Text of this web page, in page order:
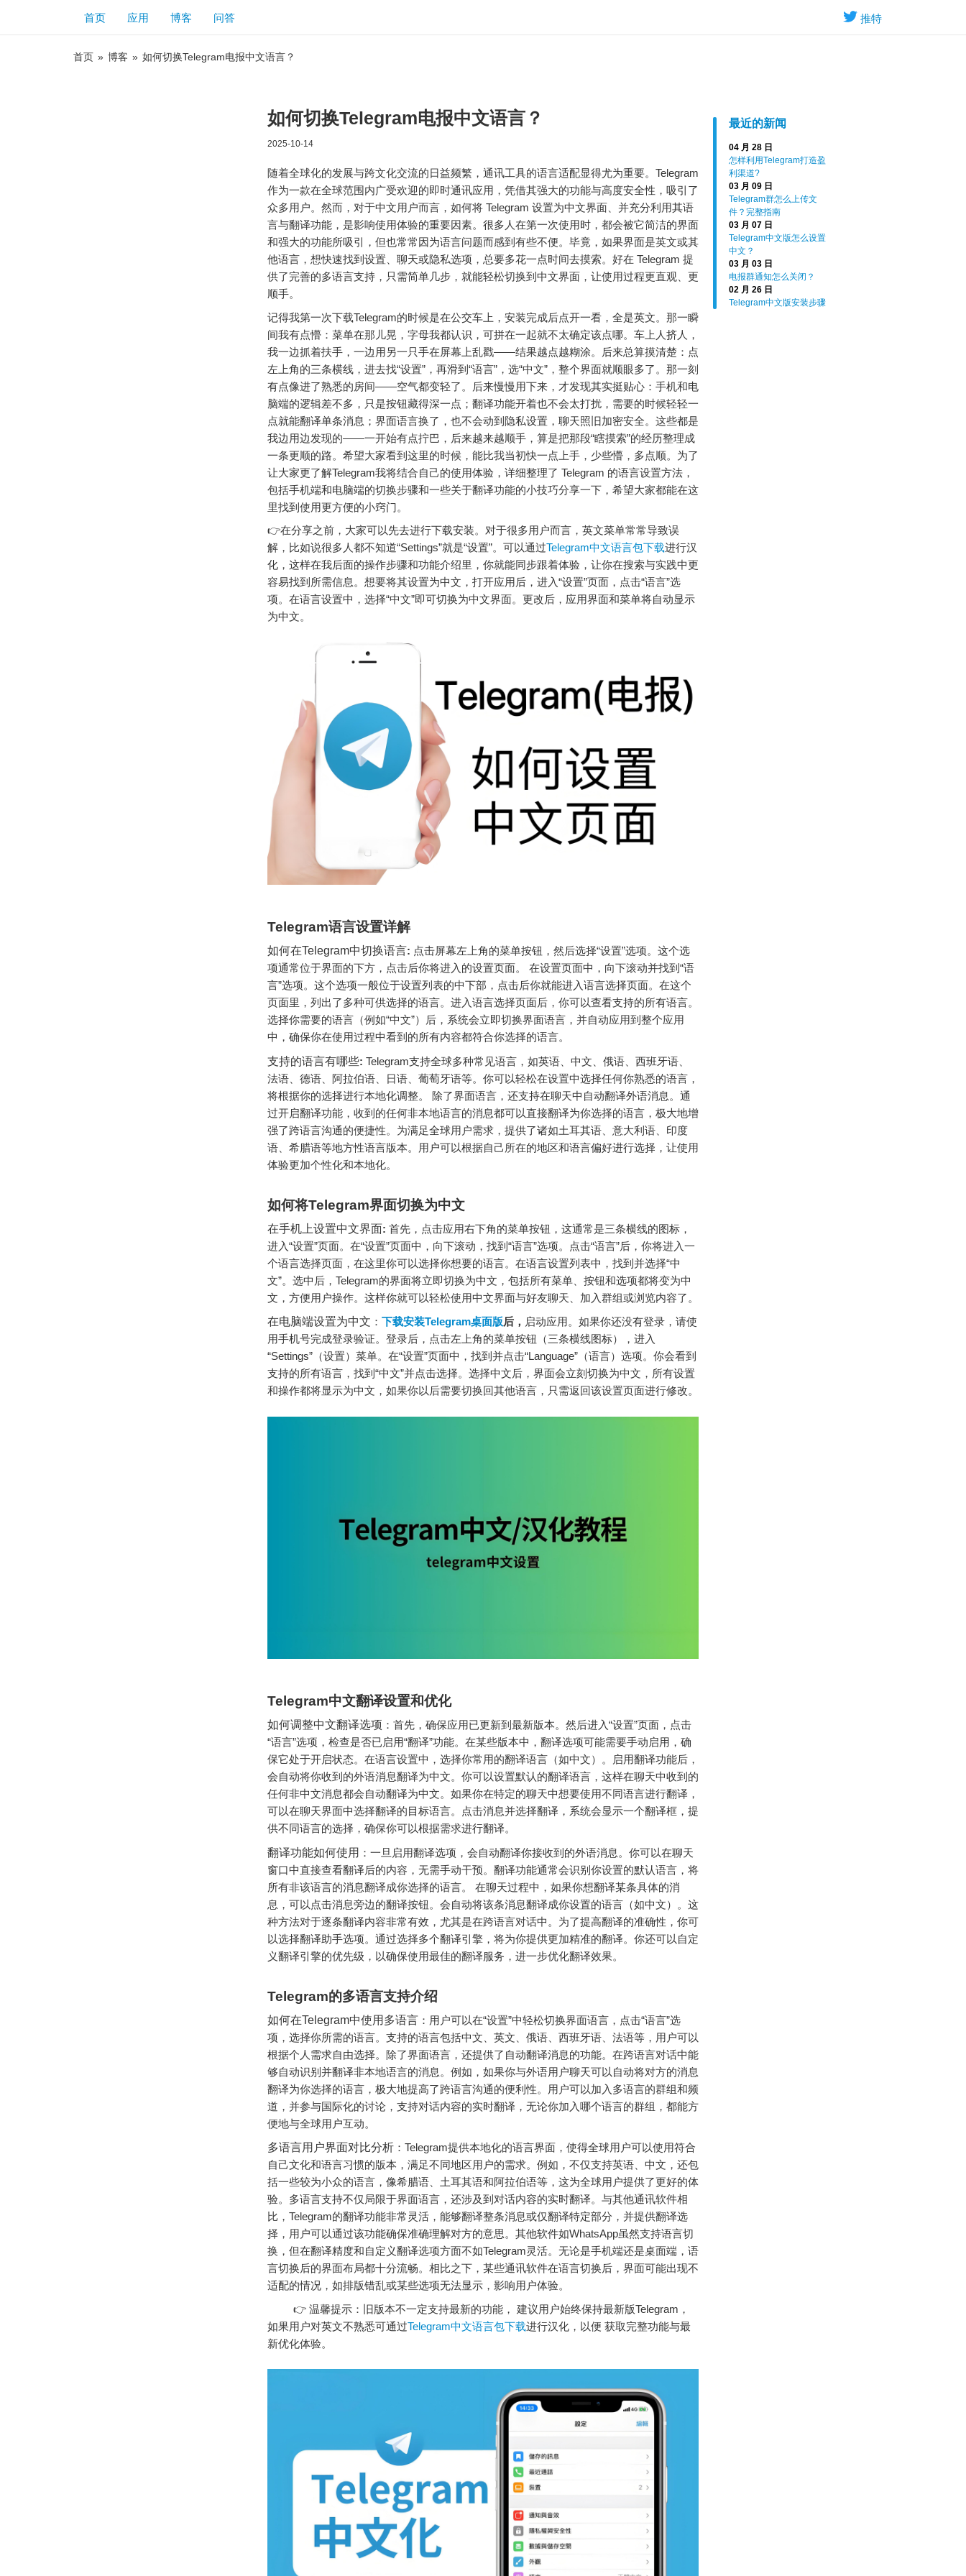
推特
首页 应用 博客 问答
首页 » 博客 » 如何切换Telegram电报中文语言？
最近的新闻
04 月 28 日
怎样利用Telegram打造盈
利渠道?
03 月 09 日
Telegram群怎么上传文
件？完整指南
03 月 07 日
Telegram中文版怎么设置
中文？
03 月 03 日
电报群通知怎么关闭？
02 月 26 日
Telegram中文版安装步骤
如何切换Telegram电报中文语言？
2025-10-14
随着全球化的发展与跨文化交流的日益频繁，通讯工具的语言适配显得尤为重要。Telegram
作为一款在全球范围内广受欢迎的即时通讯应用，凭借其强大的功能与高度安全性，吸引了
众多用户。然而，对于中文用户而言，如何将 Telegram 设置为中文界面、并充分利用其语
言与翻译功能，是影响使用体验的重要因素。很多人在第一次使用时，都会被它简洁的界面
和强大的功能所吸引，但也常常因为语言问题而感到有些不便。毕竟，如果界面是英文或其
他语言，想快速找到设置、聊天或隐私选项，总要多花一点时间去摸索。好在 Telegram 提
供了完善的多语言支持，只需简单几步，就能轻松切换到中文界面，让使用过程更直观、更
顺手。
记得我第一次下载Telegram的时候是在公交车上，安装完成后点开一看，全是英文。那一瞬
间我有点懵：菜单在那儿晃，字母我都认识，可拼在一起就不太确定该点哪。车上人挤人，
我一边抓着扶手，一边用另一只手在屏幕上乱戳——结果越点越糊涂。后来总算摸清楚：点
左上角的三条横线，进去找“设置”，再滑到“语言”，选“中文”，整个界面就顺眼多了。那一刻
有点像进了熟悉的房间——空气都变轻了。后来慢慢用下来，才发现其实挺贴心：手机和电
脑端的逻辑差不多，只是按钮藏得深一点；翻译功能开着也不会太打扰，需要的时候轻轻一
点就能翻译单条消息；界面语言换了，也不会动到隐私设置，聊天照旧加密安全。这些都是
我边用边发现的——一开始有点拧巴，后来越来越顺手，算是把那段“瞎摸索”的经历整理成
一条更顺的路。希望大家看到这里的时候，能比我当初快一点上手，少些懵，多点顺。为了
让大家更了解Telegram我将结合自己的使用体验，详细整理了 Telegram 的语言设置方法，
包括手机端和电脑端的切换步骤和一些关于翻译功能的小技巧分享一下，希望大家都能在这
里找到使用更方便的小窍门。
👉在分享之前，大家可以先去进行下载安装。对于很多用户而言，英文菜单常常导致误
解，比如说很多人都不知道“Settings”就是“设置”。可以通过Telegram中文语言包下载进行汉
化，这样在我后面的操作步骤和功能介绍里，你就能同步跟着体验，让你在搜索与实践中更
容易找到所需信息。想要将其设置为中文，打开应用后，进入“设置”页面，点击“语言”选
项。在语言设置中，选择“中文”即可切换为中文界面。更改后，应用界面和菜单将自动显示
为中文。
Telegram语言设置详解
如何在Telegram中切换语言: 点击屏幕左上角的菜单按钮，然后选择“设置”选项。这个选
项通常位于界面的下方，点击后你将进入的设置页面。 在设置页面中，向下滚动并找到“语
言”选项。这个选项一般位于设置列表的中下部，点击后你就能进入语言选择页面。在这个
页面里，列出了多种可供选择的语言。进入语言选择页面后，你可以查看支持的所有语言。
选择你需要的语言（例如“中文”）后，系统会立即切换界面语言，并自动应用到整个应用
中，确保你在使用过程中看到的所有内容都符合你选择的语言。
支持的语言有哪些: Telegram支持全球多种常见语言，如英语、中文、俄语、西班牙语、
法语、德语、阿拉伯语、日语、葡萄牙语等。你可以轻松在设置中选择任何你熟悉的语言，
将根据你的选择进行本地化调整。 除了界面语言，还支持在聊天中自动翻译外语消息。通
过开启翻译功能，收到的任何非本地语言的消息都可以直接翻译为你选择的语言，极大地增
强了跨语言沟通的便捷性。为满足全球用户需求，提供了诸如土耳其语、意大利语、印度
语、希腊语等地方性语言版本。用户可以根据自己所在的地区和语言偏好进行选择，让使用
体验更加个性化和本地化。
如何将Telegram界面切换为中文
在手机上设置中文界面: 首先，点击应用右下角的菜单按钮，这通常是三条横线的图标，
进入“设置”页面。在“设置”页面中，向下滚动，找到“语言”选项。点击“语言”后，你将进入一
个语言选择页面，在这里你可以选择你想要的语言。在语言设置列表中，找到并选择“中
文”。选中后，Telegram的界面将立即切换为中文，包括所有菜单、按钮和选项都将变为中
文，方便用户操作。这样你就可以轻松使用中文界面与好友聊天、加入群组或浏览内容了。
在电脑端设置为中文 ： 下载安装Telegram桌面版后， 启动应用。如果你还没有登录，请使
用手机号完成登录验证。登录后，点击左上角的菜单按钮（三条横线图标），进入
“Settings”（设置）菜单。在“设置”页面中，找到并点击“Language”（语言）选项。你会看到
支持的所有语言，找到“中文”并点击选择。选择中文后，界面会立刻切换为中文，所有设置
和操作都将显示为中文，如果你以后需要切换回其他语言，只需返回该设置页面进行修改。
Telegram中文翻译设置和优化
如何调整中文翻译选项 ：首先，确保应用已更新到最新版本。然后进入“设置”页面，点击
“语言”选项，检查是否已启用“翻译”功能。在某些版本中，翻译选项可能需要手动启用，确
保它处于开启状态。在语言设置中，选择你常用的翻译语言（如中文）。启用翻译功能后，
会自动将你收到的外语消息翻译为中文。你可以设置默认的翻译语言，这样在聊天中收到的
任何非中文消息都会自动翻译为中文。如果你在特定的聊天中想要使用不同语言进行翻译，
可以在聊天界面中选择翻译的目标语言。点击消息并选择翻译，系统会显示一个翻译框，提
供不同语言的选择，确保你可以根据需求进行翻译。
翻译功能如何使用 ：一旦启用翻译选项，会自动翻译你接收到的外语消息。你可以在聊天
窗口中直接查看翻译后的内容，无需手动干预。翻译功能通常会识别你设置的默认语言，将
所有非该语言的消息翻译成你选择的语言。 在聊天过程中，如果你想翻译某条具体的消
息，可以点击消息旁边的翻译按钮。会自动将该条消息翻译成你设置的语言（如中文）。这
种方法对于逐条翻译内容非常有效，尤其是在跨语言对话中。为了提高翻译的准确性，你可
以选择翻译助手选项。通过选择多个翻译引擎，将为你提供更加精准的翻译。你还可以自定
义翻译引擎的优先级，以确保使用最佳的翻译服务，进一步优化翻译效果。
Telegram的多语言支持介绍
如何在Telegram中使用多语言 ：用户可以在“设置”中轻松切换界面语言，点击“语言”选
项，选择你所需的语言。支持的语言包括中文、英文、俄语、西班牙语、法语等，用户可以
根据个人需求自由选择。除了界面语言，还提供了自动翻译消息的功能。在跨语言对话中能
够自动识别并翻译非本地语言的消息。例如，如果你与外语用户聊天可以自动将对方的消息
翻译为你选择的语言，极大地提高了跨语言沟通的便利性。用户可以加入多语言的群组和频
道，并参与国际化的讨论，支持对话内容的实时翻译，无论你加入哪个语言的群组，都能方
便地与全球用户互动。
多语言用户界面对比分析 ：Telegram提供本地化的语言界面，使得全球用户可以使用符合
自己文化和语言习惯的版本，满足不同地区用户的需求。例如，不仅支持英语、中文，还包
括一些较为小众的语言，像希腊语、土耳其语和阿拉伯语等，这为全球用户提供了更好的体
验。多语言支持不仅局限于界面语言，还涉及到对话内容的实时翻译。与其他通讯软件相
比，Telegram的翻译功能非常灵活，能够翻译整条消息或仅翻译特定部分，并提供翻译选
择，用户可以通过该功能确保准确理解对方的意思。其他软件如WhatsApp虽然支持语言切
换，但在翻译精度和自定义翻译选项方面不如Telegram灵活。无论是手机端还是桌面端，语
言切换后的界面布局都十分流畅。相比之下，某些通讯软件在语言切换后，界面可能出现不
适配的情况，如排版错乱或某些选项无法显示，影响用户体验。
👉 温馨提示：旧版本不一定支持最新的功能， 建议用户始终保持最新版Telegram，
如果用户对英文不熟悉可通过Telegram中文语言包下载进行汉化，以便 获取完整功能与最
新优化体验。